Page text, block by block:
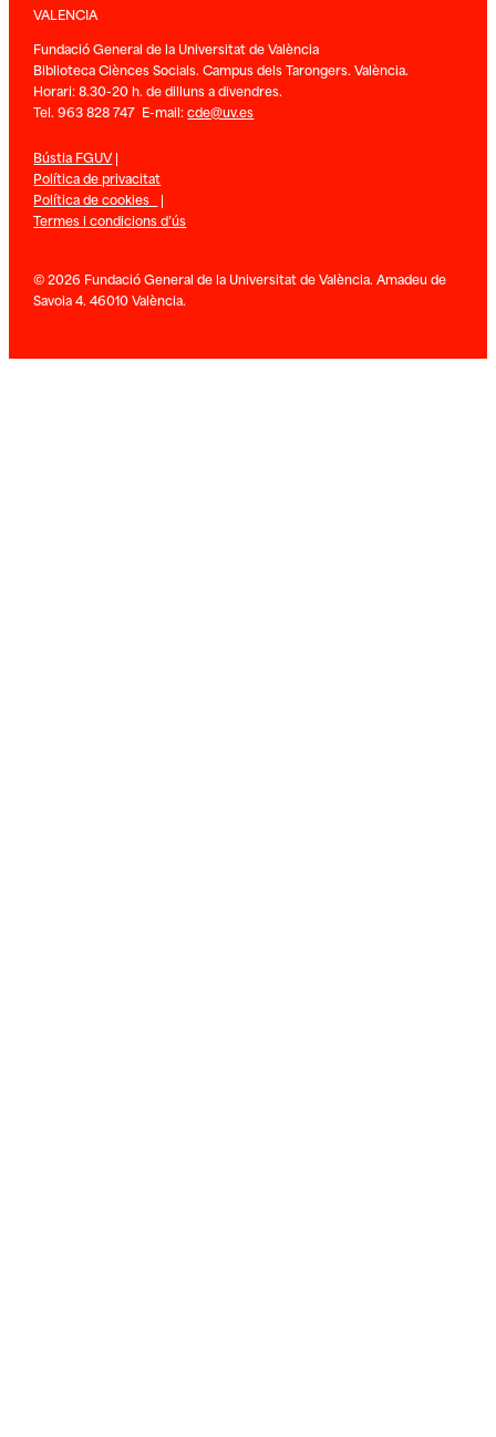
VALENCIA
Fundació General de la Universitat de València
Biblioteca Ciènces Socials. Campus dels Tarongers. València.
Horari: 8.30-20 h. de dilluns a divendres.
Tel. 963 828 747 E-mail:cde@uv.es
Bústia FGUV|
Política de privacitat
Política de cookies |
Termes i condicions d’ús
© 2026 Fundació General de la Universitat de València. Amadeu de
Savoia 4. 46010 València.